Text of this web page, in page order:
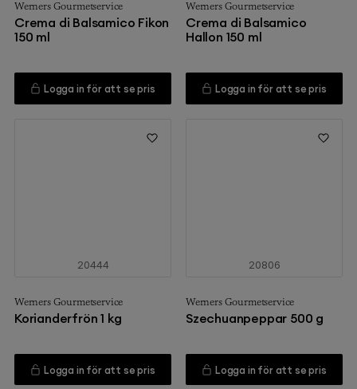
Werners Gourmetservice
Crema di Balsamico Fikon
150 ml
Logga in för att se pris
Werners Gourmetservice
Crema di Balsamico
Hallon 150 ml
Logga in för att se pris
20444
Werners Gourmetservice
Korianderfrön 1 kg
Logga in för att se pris
20806
Werners Gourmetservice
Szechuanpeppar 500 g
Logga in för att se pris